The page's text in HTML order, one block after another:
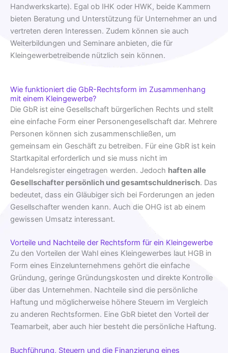
Handwerkskarte). Egal ob IHK oder HWK, beide Kammern
bieten Beratung und Unterstützung für Unternehmer an und
vertreten deren Interessen. Zudem können sie auch
Weiterbildungen und Seminare anbieten, die für
Kleingewerbetreibende nützlich sein können.
Wie funktioniert die GbR-Rechtsform im Zusammenhang
mit einem Kleingewerbe?
Die GbR ist eine Gesellschaft bürgerlichen Rechts und stellt
eine einfache Form einer Personengesellschaft dar. Mehrere
Personen können sich zusammenschließen, um
gemeinsam ein Geschäft zu betreiben. Für eine GbR ist kein
Startkapital erforderlich und sie muss nicht im
Handelsregister eingetragen werden. Jedoch haften alle
Gesellschafter persönlich und gesamtschuldnerisch. Das
bedeutet, dass ein Gläubiger sich bei Forderungen an jeden
Gesellschafter wenden kann. Auch die OHG ist ab einem
gewissen Umsatz interessant.
Vorteile und Nachteile der Rechtsform für ein Kleingewerbe
Zu den Vorteilen der Wahl eines Kleingewerbes laut HGB in
Form eines Einzelunternehmens gehört die einfache
Gründung, geringe Gründungskosten und direkte Kontrolle
über das Unternehmen. Nachteile sind die persönliche
Haftung und möglicherweise höhere Steuern im Vergleich
zu anderen Rechtsformen. Eine GbR bietet den Vorteil der
Teamarbeit, aber auch hier besteht die persönliche Haftung.
Buchführung, Steuern und die Finanzierung eines